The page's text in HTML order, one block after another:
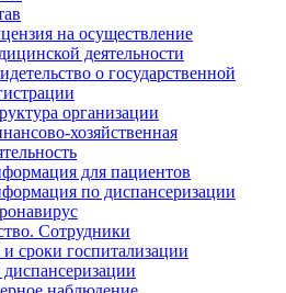
на осуществление
деятельности
о государственной
организации
хозяйственная
для пациентов
по диспансеризации
Сотрудники
сроки госпитализации